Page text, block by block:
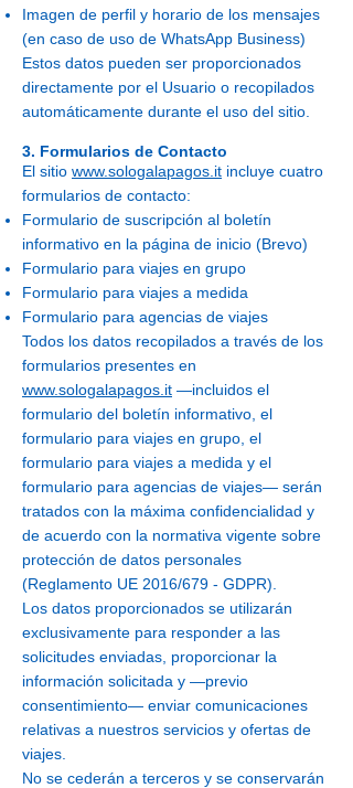
Imagen de perfil y horario de los mensajes
(en caso de uso de WhatsApp Business)
Estos datos pueden ser proporcionados
directamente por el Usuario o recopilados
automáticamente durante el uso del sitio.
3. Formularios de Contacto
El sitio www.sologalapagos.it incluye cuatro
formularios de contacto:
Formulario de suscripción al boletín
informativo en la página de inicio (Brevo)
Formulario para viajes en grupo
Formulario para viajes a medida
Formulario para agencias de viajes
Todos los datos recopilados a través de los
formularios presentes en
www.sologalapagos.it —incluidos el
formulario del boletín informativo, el
formulario para viajes en grupo, el
formulario para viajes a medida y el
formulario para agencias de viajes— serán
tratados con la máxima confidencialidad y
de acuerdo con la normativa vigente sobre
protección de datos personales
(Reglamento UE 2016/679 - GDPR).
Los datos proporcionados se utilizarán
exclusivamente para responder a las
solicitudes enviadas, proporcionar la
información solicitada y —previo
consentimiento— enviar comunicaciones
relativas a nuestros servicios y ofertas de
viajes.
No se cederán a terceros y se conservarán